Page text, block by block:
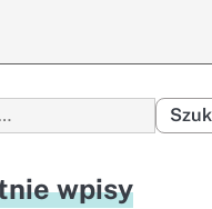
wpisy